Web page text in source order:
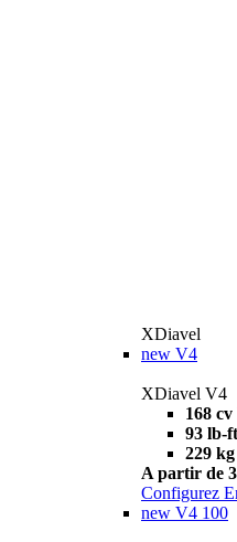
XDiavel
new V4
XDiavel V4
168 cv
93 lb-ft
229 kg
A partir de
Configurez
new V4 100